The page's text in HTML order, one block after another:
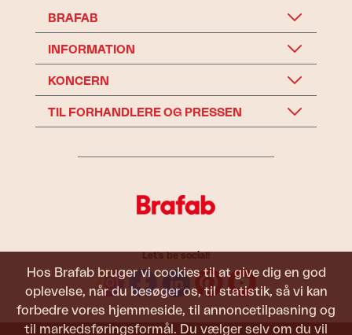
Hos Brafab bruger vi cookies til at give dig en god
oplevelse, når du besøger os, til statistik, så vi kan
forbedre vores hjemmeside, til annoncetilpasning og
til markedsføringsformål. Du vælger selv om du vil
BRAFAB
INFORMATION
KONCERN
TIL FORHANDLERE OG PRESSEN
Let's be social!